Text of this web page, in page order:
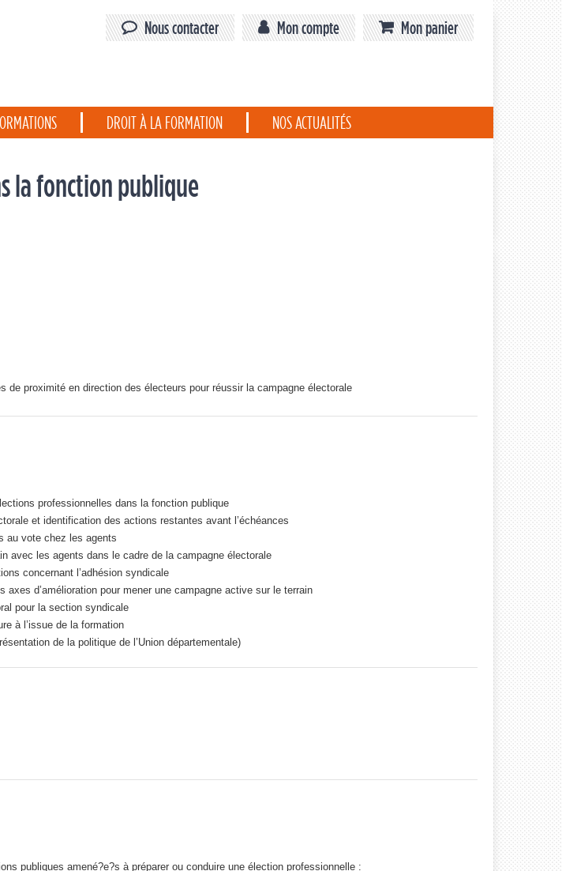
Nous contacter Mon compte Mon panier
DROIT À LA FORMATION NOS ACTUALITÉS
la fonction publique
de proximitéen direction des électeurs pour réussir la campagne électorale
professionnelles dans la fonction publique
et identification des actions restantes avant l’échéances
au vote chez les agents
avec les agents dans le cadre de la campagne électorale
concernant l’adhésion syndicale
axes d’amélioration pour mener une campagne active sur le terrain
pour la section syndicale
à l’issue de la formation
de la politique de l’Union départementale)
publiques amené?e?s à préparer ou conduire une élection professionnelle :